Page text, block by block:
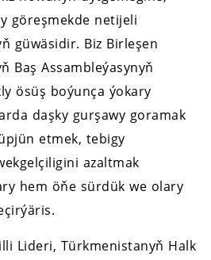
göreşmekde netijeli
güwäsidir. Biz Birleşen
Baş Assambleýasynyň
ösüş boýunça ýokary
daşky gurşawy goramak
etmek, tebigy
azaltmak
hem öňe sürdük we olary
Lideri, Türkmenistanyň Halk